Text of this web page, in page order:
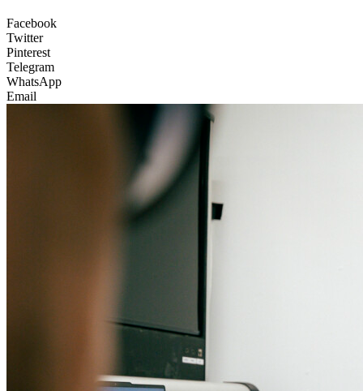
Facebook
Twitter
Pinterest
Telegram
WhatsApp
Email